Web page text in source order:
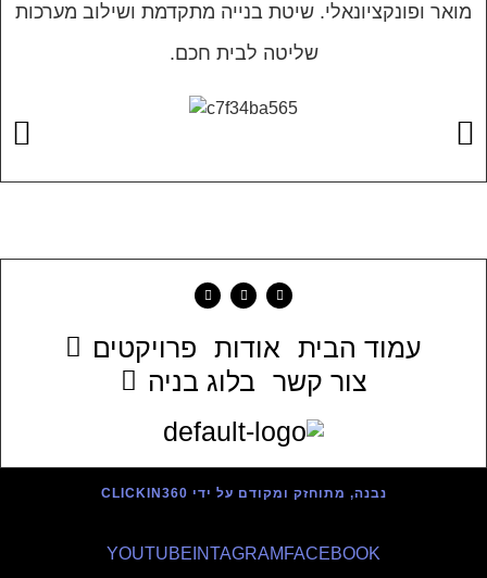
מואר ופונקציונאלי. שיטת בנייה מתקדמת ושילוב מערכות
שליטה לבית חכם.
עמוד הבית אודות
פרויקטים
צור קשר
בלוג בניה
נבנה, מתוחזק ומקודם על ידי CLICKIN360
FACEBOOK
INTAGRAM
YOUTUBE